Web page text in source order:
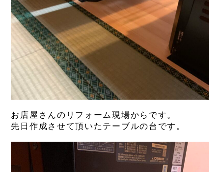
お店屋さんのリフォーム現場からです。
先日作成させて頂いたテーブルの台です。